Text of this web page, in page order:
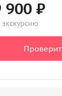
900 ₽
экскурсию